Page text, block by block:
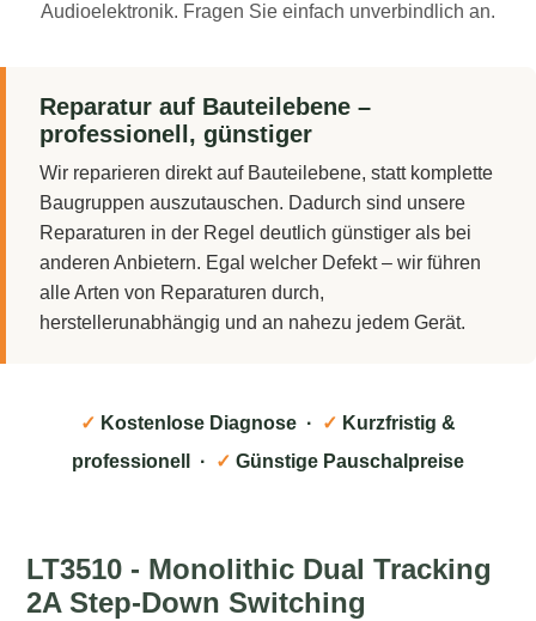
Audioelektronik. Fragen Sie einfach unverbindlich an.
Reparatur auf Bauteilebene –
professionell, günstiger
Wir reparieren direkt auf Bauteilebene, statt komplette
Baugruppen auszutauschen. Dadurch sind unsere
Reparaturen in der Regel deutlich günstiger als bei
anderen Anbietern. Egal welcher Defekt – wir führen
alle Arten von Reparaturen durch,
herstellerunabhängig und an nahezu jedem Gerät.
✓ Kostenlose Diagnose · ✓ Kurzfristig &
professionell ·
✓ Günstige Pauschalpreise
LT3510 - Monolithic Dual Tracking
2A Step-Down Switching